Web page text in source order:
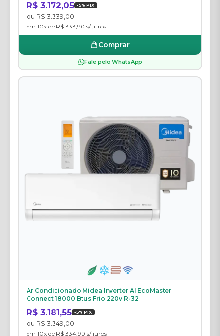
R$ 3.172,05 -5% PIX
ou R$ 3.339,00
em 10x de R$ 333,90 s/ juros
Comprar
Fale pelo WhatsApp
Ar Condicionado Midea Inverter AI EcoMaster
Connect 18000 Btus Frio 220v R-32
R$ 3.181,55 -5% PIX
ou R$ 3.349,00
em 10x de R$ 334,90 s/ juros